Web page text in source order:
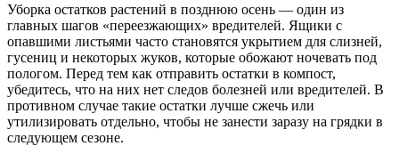
Уборка остатков растений в позднюю осень — один из
главных шагов «переезжающих» вредителей. Ящики с
опавшими листьями часто становятся укрытием для слизней,
гусениц и некоторых жуков, которые обожают ночевать под
пологом. Перед тем как отправить остатки в компост,
убедитесь, что на них нет следов болезней или вредителей. В
противном случае такие остатки лучше сжечь или
утилизировать отдельно, чтобы не занести заразу на грядки в
следующем сезоне.